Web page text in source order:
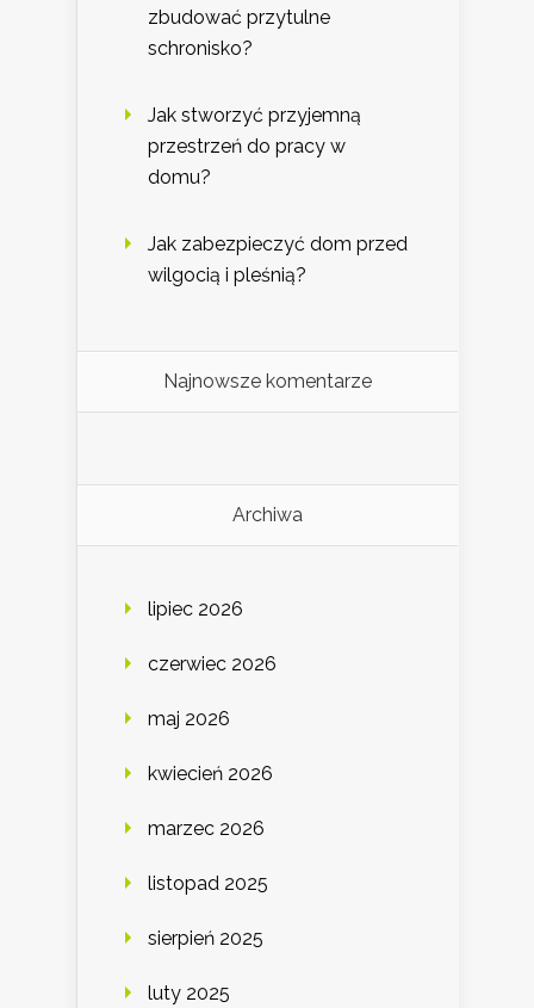
zbudować przytulne
schronisko?
Jak stworzyć przyjemną
przestrzeń do pracy w
domu?
Jak zabezpieczyć dom przed
wilgocią i pleśnią?
Najnowsze komentarze
Archiwa
lipiec 2026
czerwiec 2026
maj 2026
kwiecień 2026
marzec 2026
listopad 2025
sierpień 2025
luty 2025